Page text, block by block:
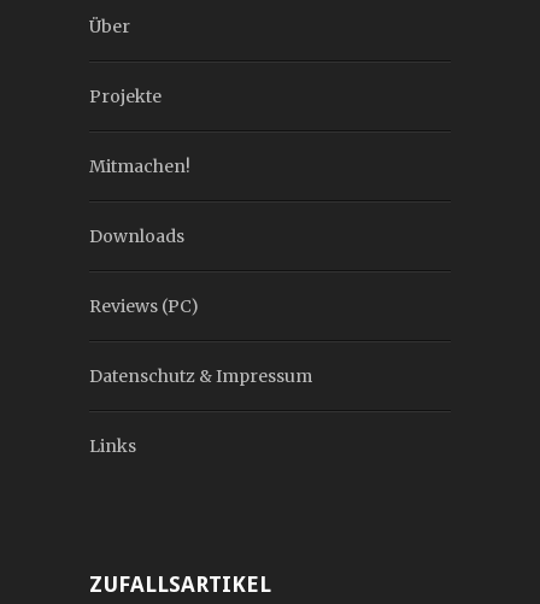
Über
Projekte
Mitmachen!
Downloads
Reviews (PC)
Datenschutz & Impressum
Links
ZUFALLSARTIKEL